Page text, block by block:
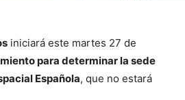
iniciará este martes 27 de
para determinar la sede
Española, que no estará